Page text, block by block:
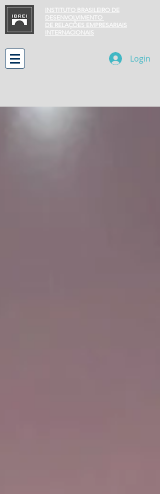
INSTITUTO BRASILEIRO DE
DESENVOLVIMENTO
DE RELAÇÕES EMPRESARIAIS
INTERNACIONAIS
Login